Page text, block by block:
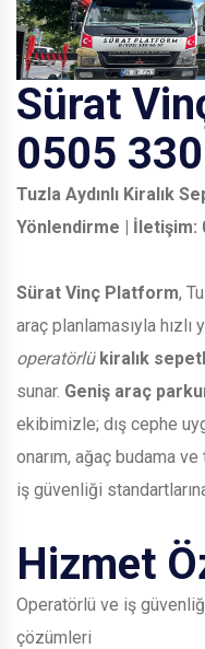
Sürat
0505
Tuzla Aydınlı Kiralık
Yönlendirme | İletişim:
Sürat Vinç Platform,
araç planlamasıyla hızlı
operatörlü kiralık
sunar. Geniş araç
ekibimizle; dış cephe
onarım, ağaç budama ve
iş güvenliği
Hizmet
Operatörlü ve iş
çözümleri